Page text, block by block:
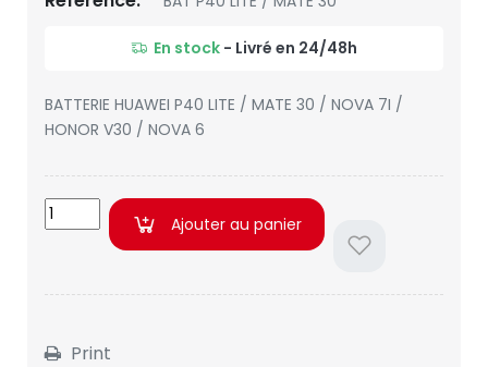
En stock - Livré en 24/48h
BATTERIE HUAWEI P40 LITE / MATE 30 / NOVA 7I /
HONOR V30 / NOVA 6
Ajouter au panier
Print